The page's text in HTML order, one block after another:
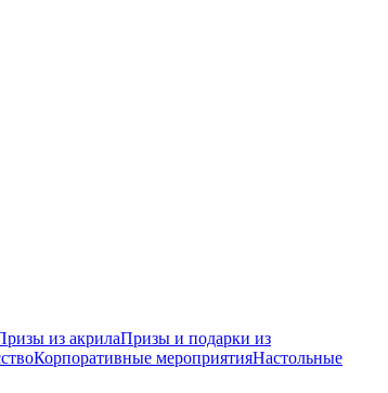
из акрилаПризы и подарки из
Корпоративные мероприятияНастольные